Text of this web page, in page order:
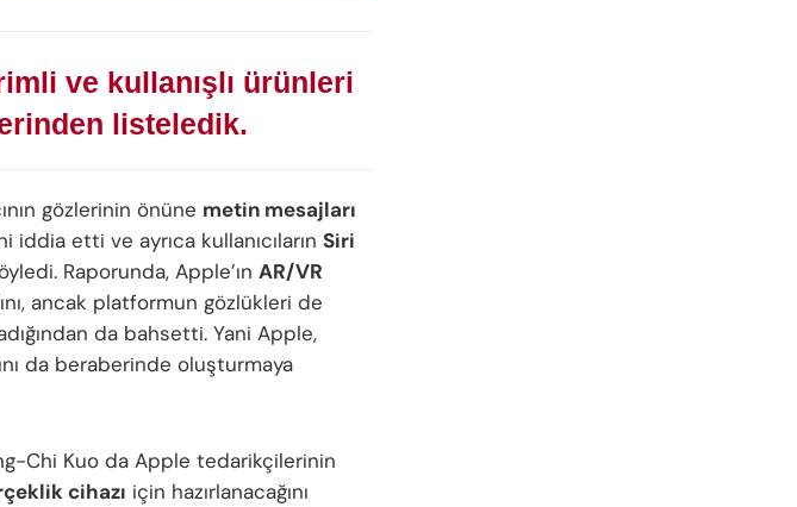
ve kullanışlı ürünleri
listeledik.
gözlerinin önüne metin mesajları
etti ve ayrıca kullanıcıların Siri
Raporunda, Apple’ın AR/VR
ancak platformun gözlükleri de
da bahsetti. Yani Apple,
da beraberinde oluşturmaya
Chi Kuo da Apple tedarikçilerinin
cihazı için hazırlanacağını